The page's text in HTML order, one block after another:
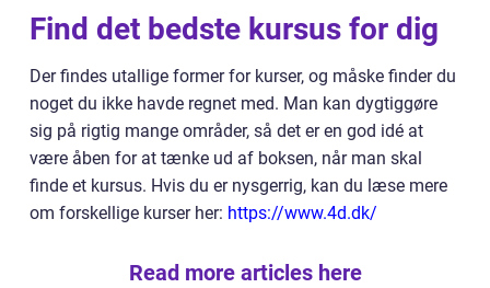
Find det bedste kursus for dig
Der findes utallige former for kurser, og måske finder du
noget du ikke havde regnet med. Man kan dygtiggøre
sig på rigtig mange områder, så det er en god idé at
være åben for at tænke ud af boksen, når man skal
finde et kursus. Hvis du er nysgerrig, kan du læse mere
om forskellige kurser her: https://www.4d.dk/
Read more articles here